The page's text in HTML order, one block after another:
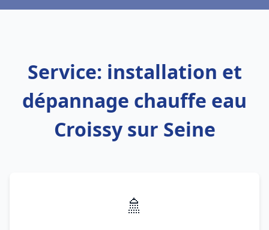
Service: installation et
dépannage chauffe eau
Croissy sur Seine
🚿